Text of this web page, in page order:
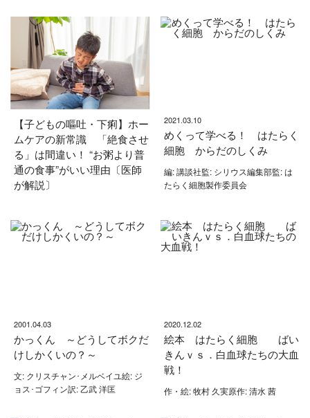
【子どもの嘔吐・下痢】ホー
ムケアの新常識 「絶食させ
る」は間違い！ “お粥より普
通の食事”がいい理由〔医師
が解説〕
2021.03.10
めくって学べる！ はたらく
細胞 からだのしくみ
編: 講談社監: シリウス編集部監: は
たらく細胞製作委員会
2001.04.03
かっくん ～どうしてボクだ
けしかくいの？～
文: クリスチャン･メルベイユ絵: ジ
ョス･ゴフィン訳: 乙武 洋匡
2020.12.02
絵本 はたらく細胞 ばい
きんｖｓ．白血球たちの大血
戦！
作・絵: 牧村 久実原作: 清水 茜